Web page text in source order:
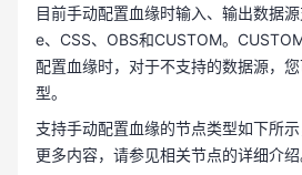
目前手动配置血缘时输入、输出数据
e、CSS、OBS和CUSTOM。
配置血缘时，对于不支持的数据源，
型。
支持手动配置血缘的节点类型如下所
更多内容，请参见相关节点的详细介绍